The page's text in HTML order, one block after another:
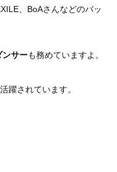
、BoAさんなどのバッ
ンサーも務めていますよ。
躍されています。